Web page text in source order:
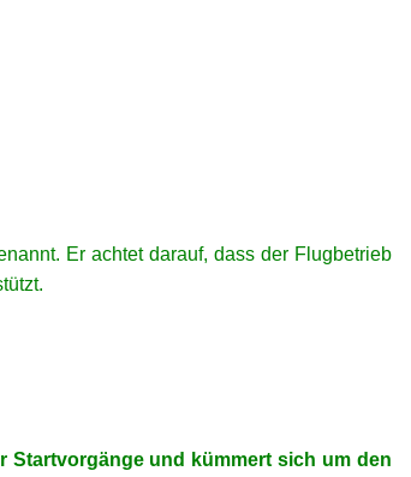
Er achtet darauf, dass der Flugbetrieb
Startvorgänge und kümmert sich um den